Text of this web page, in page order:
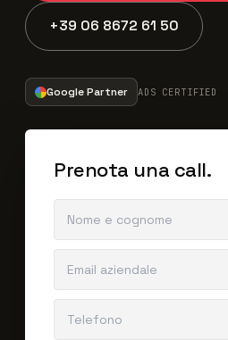
+39 06 8672 61 50
Google Partner ADS CERTIFIED
Prenota una call.